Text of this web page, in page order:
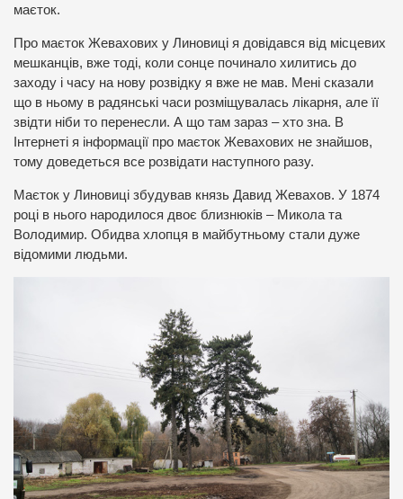
маєток.
Про маєток Жевахових у Линовиці я довідався від місцевих
мешканців, вже тоді, коли сонце починало хилитись до
заходу і часу на нову розвідку я вже не мав. Мені сказали
що в ньому в радянські часи розміщувалась лікарня, але її
звідти ніби то перенесли. А що там зараз – хто зна. В
Інтернеті я інформації про маєток Жевахових не знайшов,
тому доведеться все розвідати наступного разу.
Маєток у Линовиці збудував князь Давид Жевахов. У 1874
році в нього народилося двоє близнюків – Микола та
Володимир. Обидва хлопця в майбутньому стали дуже
відомими людьми.